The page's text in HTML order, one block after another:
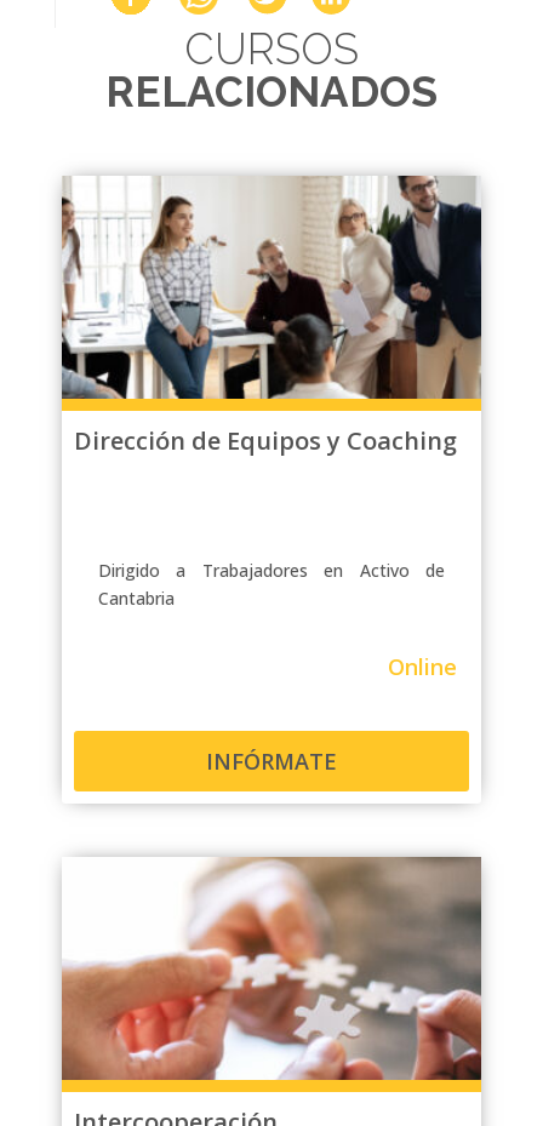
CURSOS
RELACIONADOS
Dirección de Equipos y Coaching
Dirigido a Trabajadores en Activo de
Cantabria
Online
INFÓRMATE